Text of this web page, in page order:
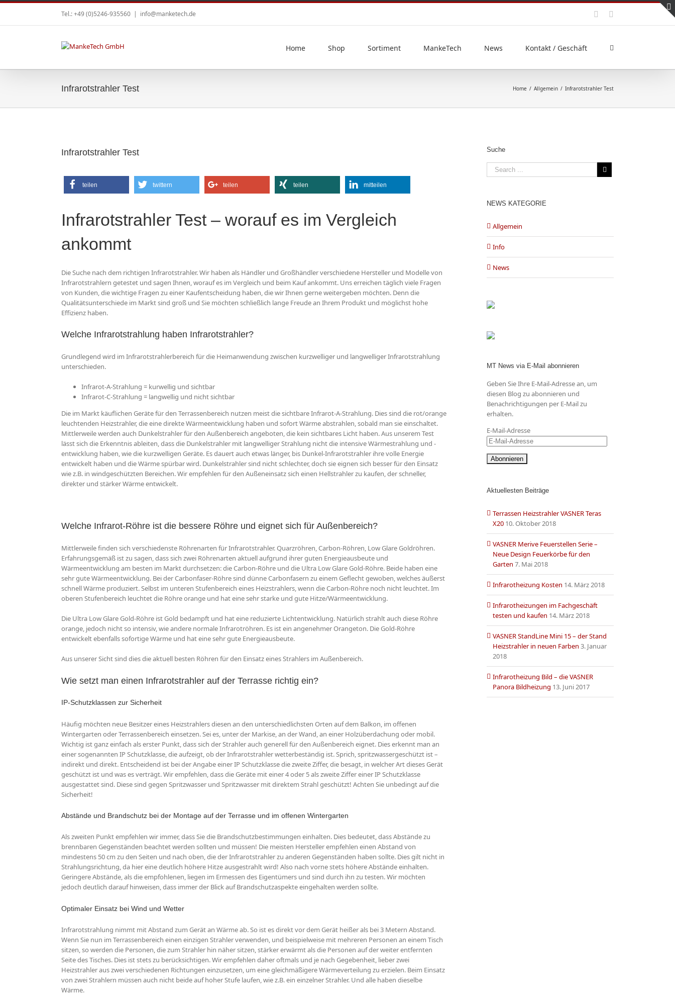
Tel.: +49 (0)5246-935560 | info@manketech.de
Home Shop Sortiment MankeTech News Kontakt / Geschäft
Infrarotstrahler Test Home / Allgemein / Infrarotstrahler Test
Infrarotstrahler Test
teilen twittern teilen teilen mitteilen
Infrarotstrahler Test – worauf es im Vergleich
ankommt
Die Suche nach dem richtigen Infrarotstrahler. Wir haben als Händler und Großhändler verschiedene Hersteller und Modelle von
Infrarotstrahlern getestet und sagen Ihnen, worauf es im Vergleich und beim Kauf ankommt. Uns erreichen täglich viele Fragen
von Kunden, die wichtige Fragen zu einer Kaufentscheidung haben, die wir Ihnen gerne weitergeben möchten. Denn die
Qualitätsunterschiede im Markt sind groß und Sie möchten schließlich lange Freude an Ihrem Produkt und möglichst hohe
Effizienz haben.
Welche Infrarotstrahlung haben Infrarotstrahler?
Grundlegend wird im Infrarotstrahlerbereich für die Heimanwendung zwischen kurzwelliger und langwelliger Infrarotstrahlung
unterschieden.
Infrarot-A-Strahlung = kurwellig und sichtbar
Infrarot-C-Strahlung = langwellig und nicht sichtbar
Die im Markt käuflichen Geräte für den Terrassenbereich nutzen meist die sichtbare Infrarot-A-Strahlung. Dies sind die rot/orange
leuchtenden Heizstrahler, die eine direkte Wärmeentwicklung haben und sofort Wärme abstrahlen, sobald man sie einschaltet.
Mittlerweile werden auch Dunkelstrahler für den Außenbereich angeboten, die kein sichtbares Licht haben. Aus unserem Test
lässt sich die Erkenntnis ableiten, dass die Dunkelstrahler mit langwelliger Strahlung nicht die intensive Wärmestrahlung und -
entwicklung haben, wie die kurzwelligen Geräte. Es dauert auch etwas länger, bis Dunkel-Infrarotstrahler ihre volle Energie
entwickelt haben und die Wärme spürbar wird. Dunkelstrahler sind nicht schlechter, doch sie eignen sich besser für den Einsatz
wie z.B. in windgeschützten Bereichen. Wir empfehlen für den Außeneinsatz sich einen Hellstrahler zu kaufen, der schneller,
direkter und stärker Wärme entwickelt.
Welche Infrarot-Röhre ist die bessere Röhre und eignet sich für Außenbereich?
Mittlerweile finden sich verschiedenste Röhrenarten für Infrarotstrahler. Quarzröhren, Carbon-Röhren, Low Glare Goldröhren.
Erfahrungsgemäß ist zu sagen, dass sich zwei Röhrenarten aktuell aufgrund ihrer guten Energieausbeute und
Wärmeentwicklung am besten im Markt durchsetzen: die Carbon-Röhre und die Ultra Low Glare Gold-Röhre. Beide haben eine
sehr gute Wärmeentwicklung. Bei der Carbonfaser-Röhre sind dünne Carbonfasern zu einem Geflecht gewoben, welches äußerst
schnell Wärme produziert. Selbst im unteren Stufenbereich eines Heizstrahlers, wenn die Carbon-Röhre noch nicht leuchtet. Im
oberen Stufenbereich leuchtet die Röhre orange und hat eine sehr starke und gute Hitze/Wärmeentwicklung.
Die Ultra Low Glare Gold-Röhre ist Gold bedampft und hat eine reduzierte Lichtentwicklung. Natürlich strahlt auch diese Röhre
orange, jedoch nicht so intensiv, wie andere normale Infrarotröhren. Es ist ein angenehmer Orangeton. Die Gold-Röhre
entwickelt ebenfalls sofortige Wärme und hat eine sehr gute Energieausbeute.
Aus unserer Sicht sind dies die aktuell besten Röhren für den Einsatz eines Strahlers im Außenbereich.
Wie setzt man einen Infrarotstrahler auf der Terrasse richtig ein?
IP-Schutzklassen zur Sicherheit
Häufig möchten neue Besitzer eines Heizstrahlers diesen an den unterschiedlichsten Orten auf dem Balkon, im offenen
Wintergarten oder Terrassenbereich einsetzen. Sei es, unter der Markise, an der Wand, an einer Holzüberdachung oder mobil.
Wichtig ist ganz einfach als erster Punkt, dass sich der Strahler auch generell für den Außenbereich eignet. Dies erkennt man an
einer sogenannten IP Schutzklasse, die aufzeigt, ob der Infrarotstrahler wetterbeständig ist. Sprich, spritzwassergeschützt ist –
indirekt und direkt. Entscheidend ist bei der Angabe einer IP Schutzklasse die zweite Ziffer, die besagt, in welcher Art dieses Gerät
geschützt ist und was es verträgt. Wir empfehlen, dass die Geräte mit einer 4 oder 5 als zweite Ziffer einer IP Schutzklasse
ausgestattet sind. Diese sind gegen Spritzwasser und Spritzwasser mit direktem Strahl geschützt! Achten Sie unbedingt auf die
Sicherheit!
Abstände und Brandschutz bei der Montage auf der Terrasse und im offenen Wintergarten
Als zweiten Punkt empfehlen wir immer, dass Sie die Brandschutzbestimmungen einhalten. Dies bedeutet, dass Abstände zu
brennbaren Gegenständen beachtet werden sollten und müssen! Die meisten Hersteller empfehlen einen Abstand von
mindestens 50 cm zu den Seiten und nach oben, die der Infrarotstrahler zu anderen Gegenständen haben sollte. Dies gilt nicht in
Strahlungsrichtung, da hier eine deutlich höhere Hitze ausgestrahlt wird! Also nach vorne stets höhere Abstände einhalten.
Geringere Abstände, als die empfohlenen, liegen im Ermessen des Eigentümers und sind durch ihn zu testen. Wir möchten
jedoch deutlich darauf hinweisen, dass immer der Blick auf Brandschutzaspekte eingehalten werden sollte.
Optimaler Einsatz bei Wind und Wetter
Infrarotstrahlung nimmt mit Abstand zum Gerät an Wärme ab. So ist es direkt vor dem Gerät heißer als bei 3 Metern Abstand.
Wenn Sie nun im Terrassenbereich einen einzigen Strahler verwenden, und beispielweise mit mehreren Personen an einem Tisch
sitzen, so werden die Personen, die zum Strahler hin näher sitzen, stärker erwärmt als die Personen auf der weiter entfernten
Seite des Tisches. Dies ist stets zu berücksichtigen. Wir empfehlen daher oftmals und je nach Gegebenheit, lieber zwei
Heizstrahler aus zwei verschiedenen Richtungen einzusetzen, um eine gleichmäßigere Wärmeverteilung zu erzielen. Beim Einsatz
von zwei Strahlern müssen auch nicht beide auf hoher Stufe laufen, wie z.B. ein einzelner Strahler. Und alle haben dieselbe
Wärme.
Suche
NEWS KATEGORIE
Allgemein
Info
News
MT News via E-Mail abonnieren
Geben Sie Ihre E-Mail-Adresse an, um
diesen Blog zu abonnieren und
Benachrichtigungen per E-Mail zu
erhalten.
E-Mail-Adresse
Aktuellesten Beiträge
Terrassen Heizstrahler VASNER Teras
X20 10. Oktober 2018
VASNER Merive Feuerstellen Serie –
Neue Design Feuerkörbe für den
Garten 7. Mai 2018
Infrarotheizung Kosten 14. März 2018
Infrarotheizungen im Fachgeschäft
testen und kaufen 14. März 2018
VASNER StandLine Mini 15 – der Stand
Heizstrahler in neuen Farben 3. Januar
2018
Infrarotheizung Bild – die VASNER
Panora Bildheizung 13. Juni 2017